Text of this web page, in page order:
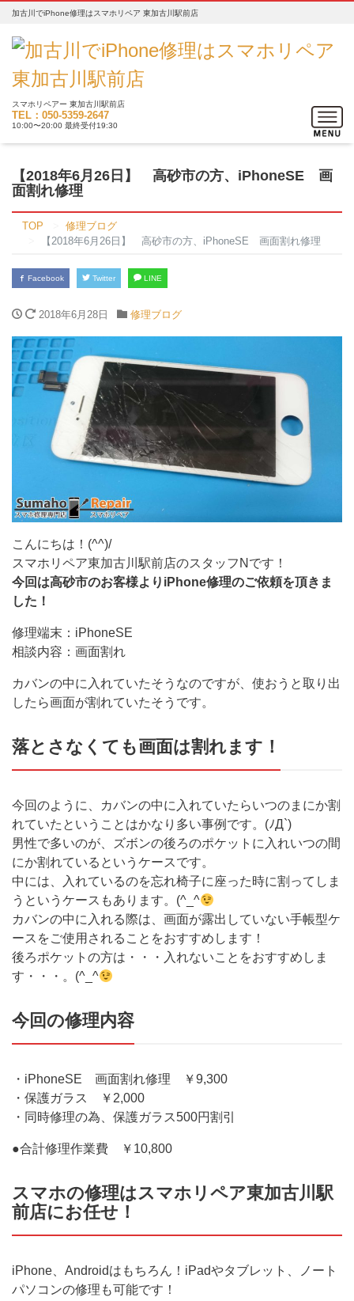
加古川でiPhone修理はスマホリペア 東加古川駅前店
スマホリペアー 東加古川駅前店
TEL：050-5359-2647
10:00〜20:00 最終受付19:30
Toggle
【2018年6月26日】 高砂市の方、iPhoneSE 画
面割れ修理
TOP
修理ブログ
【2018年6月26日】 高砂市の方、iPhoneSE 画面割れ修理
Facebook Twitter LINE
2018年6月28日 修理ブログ
こんにちは！(^^)/
スマホリペア東加古川駅前店のスタッフ N です！
今回は高砂市のお客様より iPhone修理のご依頼を頂きま
した！
修理端末： iPhoneSE
相談内容：画面割れ
カバンの中に入れていたそうなのですが、使おうと取り出
したら画面が割れていたそうです。
落とさなくても画面は割れます！
今回のように、カバンの中に入れていたらいつのまにか割
れていたということはかなり多い事例です。(ﾉД`)
男性で多いのが、ズボンの後ろのポケットに入れいつの間
にか割れているというケースです。
中には、入れているのを忘れ椅子に座った時に割ってしま
うというケースもあります。(^_^
カバンの中に入れる際は、画面が露出していない手帳型ケ
ースをご使用されることをおすすめします！
後ろポケットの方は・・・入れないことをおすすめしま
す・・・。(^_^
今回の修理内容
・ iPhoneSE 画面割れ修理 ￥9,300
・保護ガラス ￥ 2,000
・同時修理の為、保護ガラス500円割引
●合計修理作業費 ￥ 10,800
スマホの修理はスマホリペア東加古川駅
前店にお任せ！
iPhone Androidはもちろん！ iPadやタブレット、ノート
パソコンの修理も可能です！